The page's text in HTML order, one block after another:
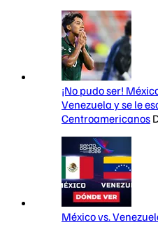
¡No pudo ser!
Venezuela y se le
Centroamericanos
México vs.